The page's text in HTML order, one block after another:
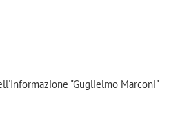
"Guglielmo Marconi"